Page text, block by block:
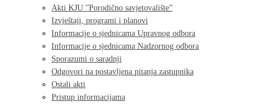
Akti KJU ”Porodično savjetovalište”
Izvještaji, programi i planovi
Informacije o sjednicama Upravnog odbora
Informacije o sjednicama Nadzornog odbora
Sporazumi o saradnji
Odgovori na postavljena pitanja zastupnika
Ostali akti
Pristup informacijama